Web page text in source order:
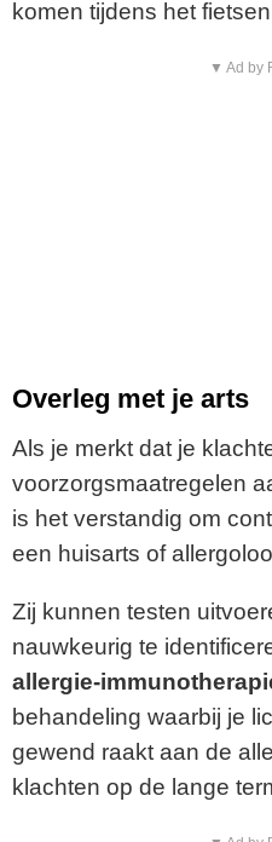
komen tijdens het
▼ Ad by
Overleg met je arts
Als je merkt dat je
voorzorgsmaatregelen
is het verstandig om
een huisarts of
Zij kunnen testen
nauwkeurig te
allergie-
behandeling waarbij je
gewend raakt aan de
klachten op de lange